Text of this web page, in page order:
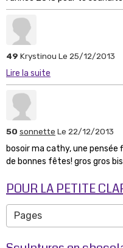
49 Krystinou Le 25/12/2013
Lire la suite
50 sonnette Le 22/12/2013
bosoir ma cathy, une
de bonnes fêtes! gros gros
POUR LA PETITE